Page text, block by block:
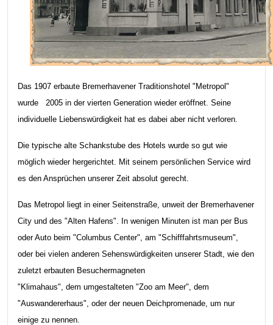
Das 1907 erbaute Bremerhavener Traditionshotel "Metropol"
wurde 2005 in der vierten Generation wieder eröffnet. Seine
individuelle Liebenswürdigkeit hat es dabei aber nicht verloren.
Die typische alte Schankstube des Hotels wurde so gut wie
möglich wieder hergerichtet. Mit seinem persönlichen Service wird
es den Ansprüchen unserer Zeit absolut gerecht.
Das Metropol liegt in einer Seitenstraße, unweit der Bremerhavener
City und des "Alten Hafens". In wenigen Minuten ist man per Bus
oder Auto beim "Columbus Center", am "Schifffahrtsmuseum",
oder bei vielen anderen Sehenswürdigkeiten unserer Stadt, wie den
zuletzt erbauten Besuchermagneten
"Klimahaus", dem umgestalteten "Zoo am Meer", dem
"Auswandererhaus", oder der neuen Deichpromenade, um nur
einige zu nennen.